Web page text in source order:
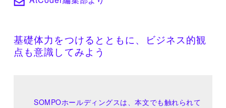
基礎体力をつけるとともに、ビジネス的観
点も意識してみよう
SOMPOホールディングスは、本文でも触れられて